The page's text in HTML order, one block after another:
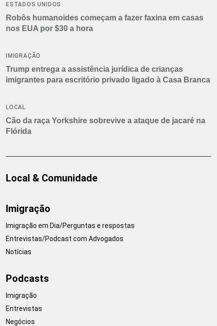
ESTADOS UNIDOS
Robôs humanoides começam a fazer faxina em casas
nos EUA por $30 a hora
IMIGRAÇÃO
Trump entrega a assistência jurídica de crianças
imigrantes para escritório privado ligado à Casa Branca
LOCAL
Cão da raça Yorkshire sobrevive a ataque de jacaré na
Flórida
Local & Comunidade
Imigração
Imigração em Dia/Perguntas e respostas
Entrevistas/Podcast com Advogados
Notícias
Podcasts
Imigração
Entrevistas
Negócios